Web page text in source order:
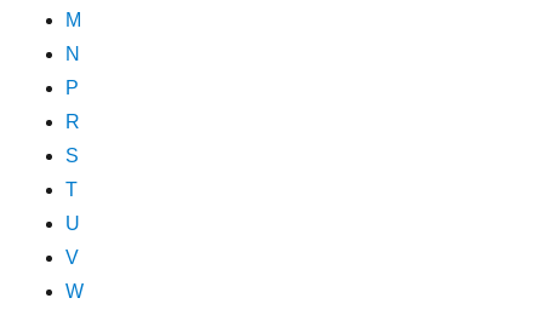
M
N
P
R
S
T
U
V
W